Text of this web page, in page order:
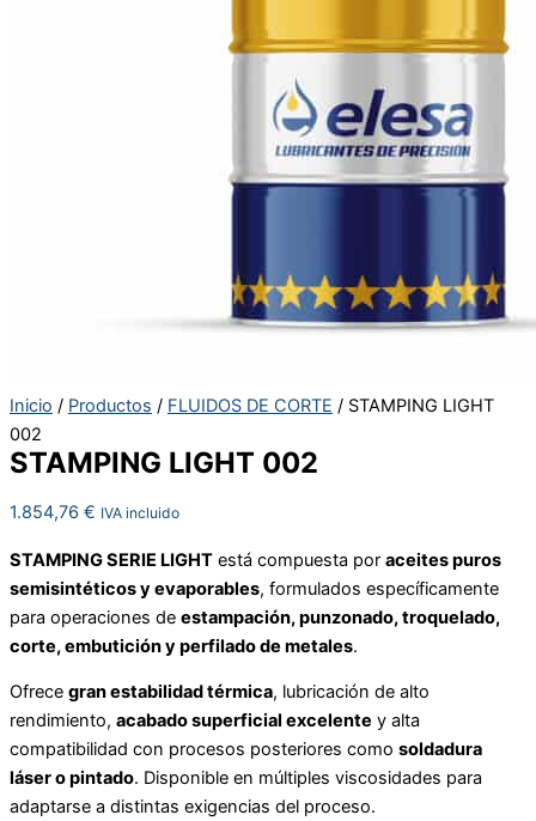
Inicio / Productos / FLUIDOS DE CORTE / STAMPING LIGHT
002
STAMPING LIGHT 002
1.854,76 € IVA incluido
STAMPING SERIE LIGHT está compuesta por aceites puros
semisintéticos y evaporables, formulados específicamente
para operaciones de estampación, punzonado, troquelado,
corte, embutición y perfilado de metales.
Ofrece gran estabilidad térmica, lubricación de alto
rendimiento, acabado superficial excelente y alta
compatibilidad con procesos posteriores como soldadura
láser o pintado. Disponible en múltiples viscosidades para
adaptarse a distintas exigencias del proceso.